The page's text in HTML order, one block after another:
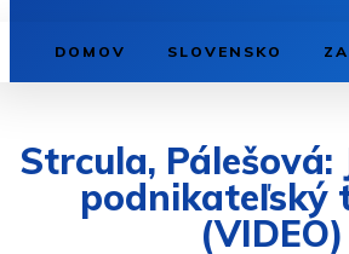
DOMOV SLOVENSKO
Strcula, Pálešová:
podnikateľský
(VIDEO)